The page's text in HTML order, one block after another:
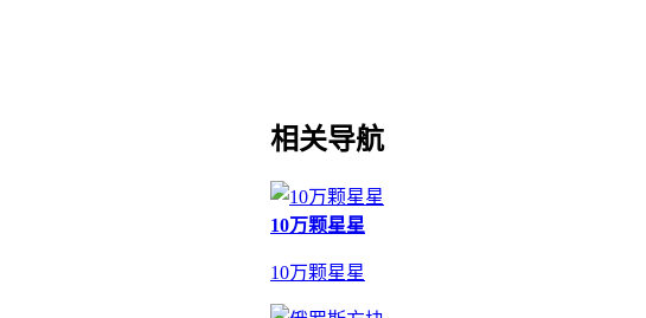
相关导航
10万颗星星
10万颗星星